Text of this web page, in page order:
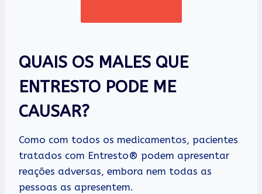
QUAIS OS MALES QUE
ENTRESTO PODE ME
CAUSAR?
Como com todos os medicamentos, pacientes
tratados com Entresto® podem apresentar
reações adversas, embora nem todas as
pessoas as apresentem.